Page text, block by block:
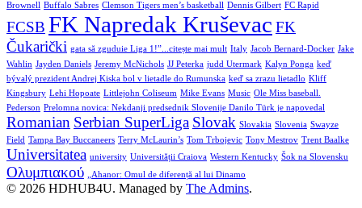
Brownell Buffalo Sabres Clemson Tigers men’s basketball Dennis Gilbert FC Rapid
FCSB FK Napredak Kruševac FK
Čukarički gata să zguduie Liga 1!”...citește mai mult Italy Jacob Bernard-Docker Jake
Wahlin Jayden Daniels Jeremy McNichols JJ Peterka judd Utermark Kalyn Ponga keď
bývalý prezident Andrej Kiska bol v lietadle do Rumunska keď sa zrazu lietadlo Kliff
Kingsbury Lehi Hopoate Littlejohn Coliseum Mike Evans Music Ole Miss baseball.
Pederson Prelomna novica: Nekdanji predsednik Slovenije Danilo Türk je napovedal
Romanian Serbian SuperLiga Slovak Slovakia Slovenia Swayze
Field Tampa Bay Buccaneers Terry McLaurin’s Tom Trbojevic Tony Mestrov Trent Baalke
Universitatea university Universității Craiova Western Kentucky Šok na Slovensku
Ολυμπιακού „Ahanor: Omul de diferență al lui Dinamo
© 2026 HDHUB4U. Managed by The Admins.